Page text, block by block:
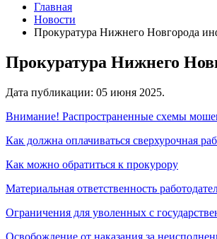
Главная
Новости
Прокуратура Нижнего Новгорода
Прокуратура Нижнего
Дата публикации: 05 июня 2025.
Внимание! Распространенные схемы
Как должна оплачиваться сверхурочная
Как можно обратиться к прокурору
Материальная ответственность
Ограничения для уволенных с
Освобождение от наказания за